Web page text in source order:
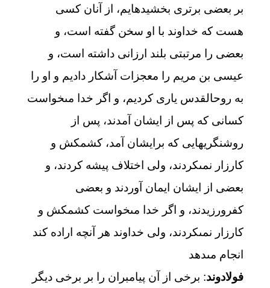
بر بعضى برترى بخشيده‏ايم، از آنان كسى
هست كه خداوند با او سخن گفته است، و
بعضى را مرتبتى بلند ارزانى داشته است، و
عيسى بن مريم را معجزات آشكار داديم و او را
به روح‏القدس يارى كرديم، و اگر خدا مى‏خواست
كسانى كه پس از ايشان آمدند، پس از
روشنگريهايى كه برايشان آمد، كشمكش و
كارزار نمى‏كردند، ولى اختلاف پيشه كردند، و
بعضى از ايشان ايمان آوردند و بعضى
كفرورزيدند، و اگر خدا مى‏خواست كشمكش و
كارزار نمى‏كردند، ولى خداوند هر آنچه اراده كند
انجام مى‏دهد
فولادوند: برخى از آن پيامبران را بر برخى ديگر